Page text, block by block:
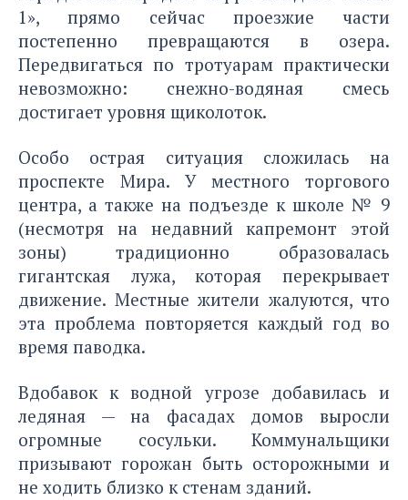
1», прямо сейчас проезжие части
постепенно превращаются в озера.
Передвигаться по тротуарам практически
невозможно: снежно-водяная смесь
достигает уровня щиколоток.
Особо острая ситуация сложилась на
проспекте Мира. У местного торгового
центра, а также на подъезде к школе № 9
(несмотря на недавний капремонт этой
зоны) традиционно образовалась
гигантская лужа, которая перекрывает
движение. Местные жители жалуются, что
эта проблема повторяется каждый год во
время паводка.
Вдобавок к водной угрозе добавилась и
ледяная — на фасадах домов выросли
огромные сосульки. Коммунальщики
призывают горожан быть осторожными и
не ходить близко к стенам зданий.